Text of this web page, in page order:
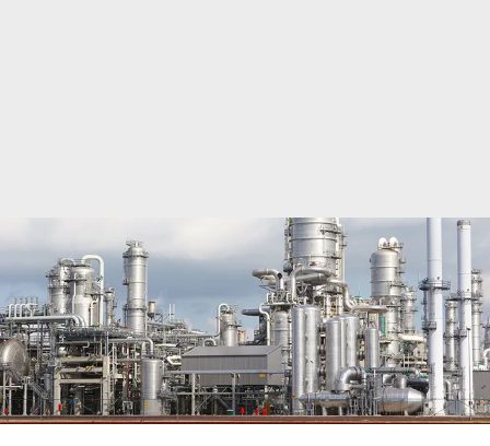
Bray, líder global de válvulas de alto rendimiento,
garantiza la seguridad, la confiabilidad y la
eficiencia para aplicaciones químicas, desde
sustancias químicas básicas hasta polímeros
especializados, en aras de respaldar el
crecimiento y la innovación industriales.